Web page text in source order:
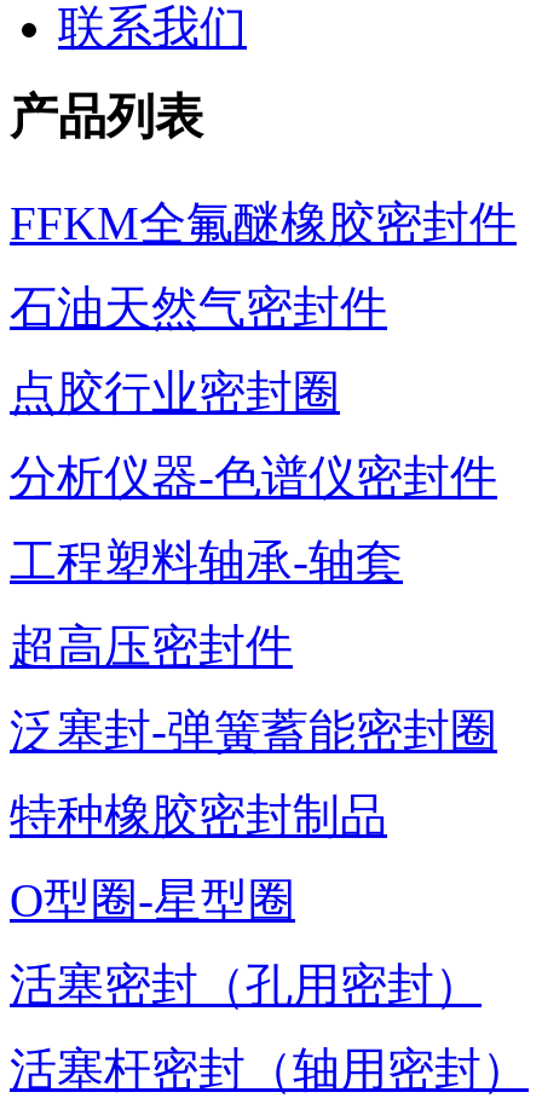
联系我们
产品列表
FFKM全氟醚橡胶密封件
石油天然气密封件
点胶行业密封圈
分析仪器-色谱仪密封件
工程塑料轴承-轴套
超高压密封件
泛塞封-弹簧蓄能密封圈
特种橡胶密封制品
O型圈-星型圈
活塞密封（孔用密封）
活塞杆密封（轴用密封）